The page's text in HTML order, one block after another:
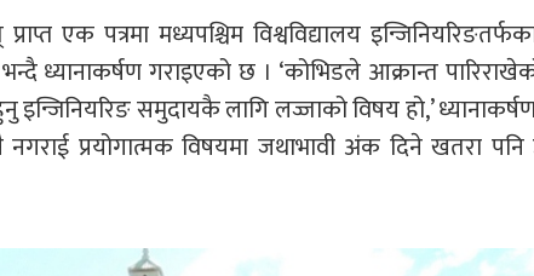
एक पत्रमा मध्यपश्चिम विश्वविद्यालय
ध्यानाकर्षण गराइएको छ । ‘कोभिडले आक्रान्त
समुदायकै लागि लज्जाको विषय हो,’ ध्यानाकर्षण
प्रयोगात्मक विषयमा जथाभावी अंक दिने खतरा पनि